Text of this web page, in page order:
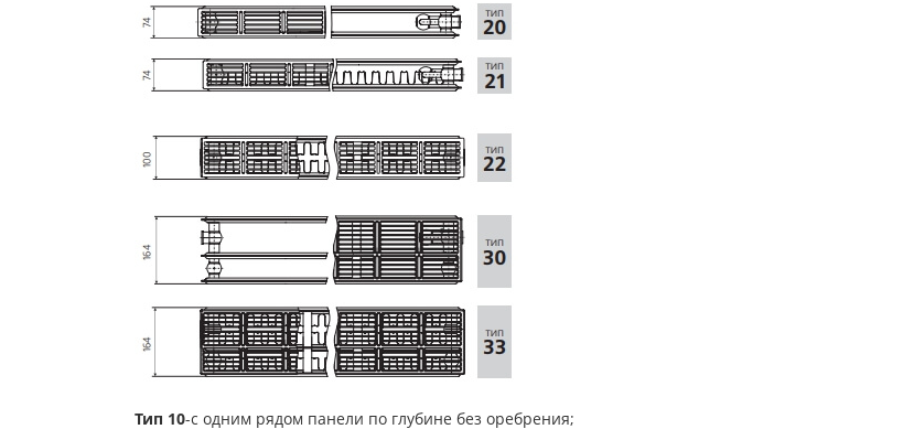
Тип 10-с одним рядом панели по глубине без оребрения;